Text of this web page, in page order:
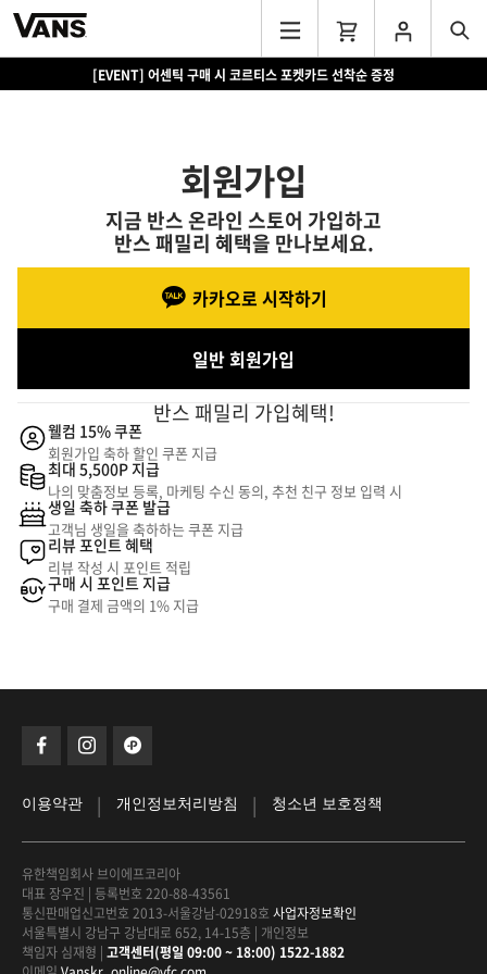
[EVENT] 어센틱 구매 시 코르티스 포켓카드 선착순 증정
회원가입
지금 반스 온라인 스토어 가입하고
반스 패밀리 혜택을 만나보세요.
카카오로 시작하기
일반 회원가입
반스 패밀리 가입혜택!
웰컴 15% 쿠폰
회원가입 축하 할인 쿠폰 지급
최대 5,500P 지급
나의 맞춤정보 등록, 마케팅 수신 동의, 추천 친구 정보 입력 시
생일 축하 쿠폰 발급
고객님 생일을 축하하는 쿠폰 지급
리뷰 포인트 혜택
리뷰 작성 시 포인트 적립
구매 시 포인트 지급
구매 결제 금액의 1% 지급
이용약관 | 개인정보처리방침 | 청소년 보호정책
유한책임회사 브이에프코리아
대표 장우진 | 등록번호 220-88-43561
통신판매업신고번호 2013-서울강남-02918호 사업자정보확인
서울특별시 강남구 강남대로 652, 14-15층 | 개인정보
책임자 심재형 | 고객센터(평일 09:00 ~ 18:00) 1522-1882